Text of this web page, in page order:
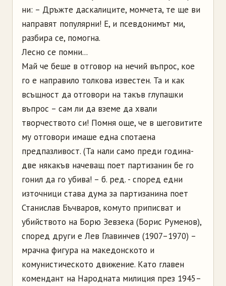
ни: – Дръжте даскалиците, момчета, те ще ви
направят популярни! Е, и псевдонимът ми,
разбира се, помогна.
Лесно се помни...
Май че беше в отговор на нечий въпрос, кое
го е направило толкова известен. Та и как
всъщност да отговори на такъв глупашки
въпрос – сам ли да вземе да хвали
творчеството си! Помня още, че в шеговитите
му отговори имаше една спотаена
предпазливост. (Та нали само преди година-
две някакъв начеващ поет партизанин бе го
гонил да го убива! – б. ред. - според едни
източници става дума за партизанина поет
Станислав Бъчваров, комуто приписват и
убийството на Борю Зевзека (Борис Руменов),
според други е Лев Главинчев (1907–1970) –
мрачна фигура на македонското и
комунистическото движение. Като главен
комендант на Народната милиция през 1945–